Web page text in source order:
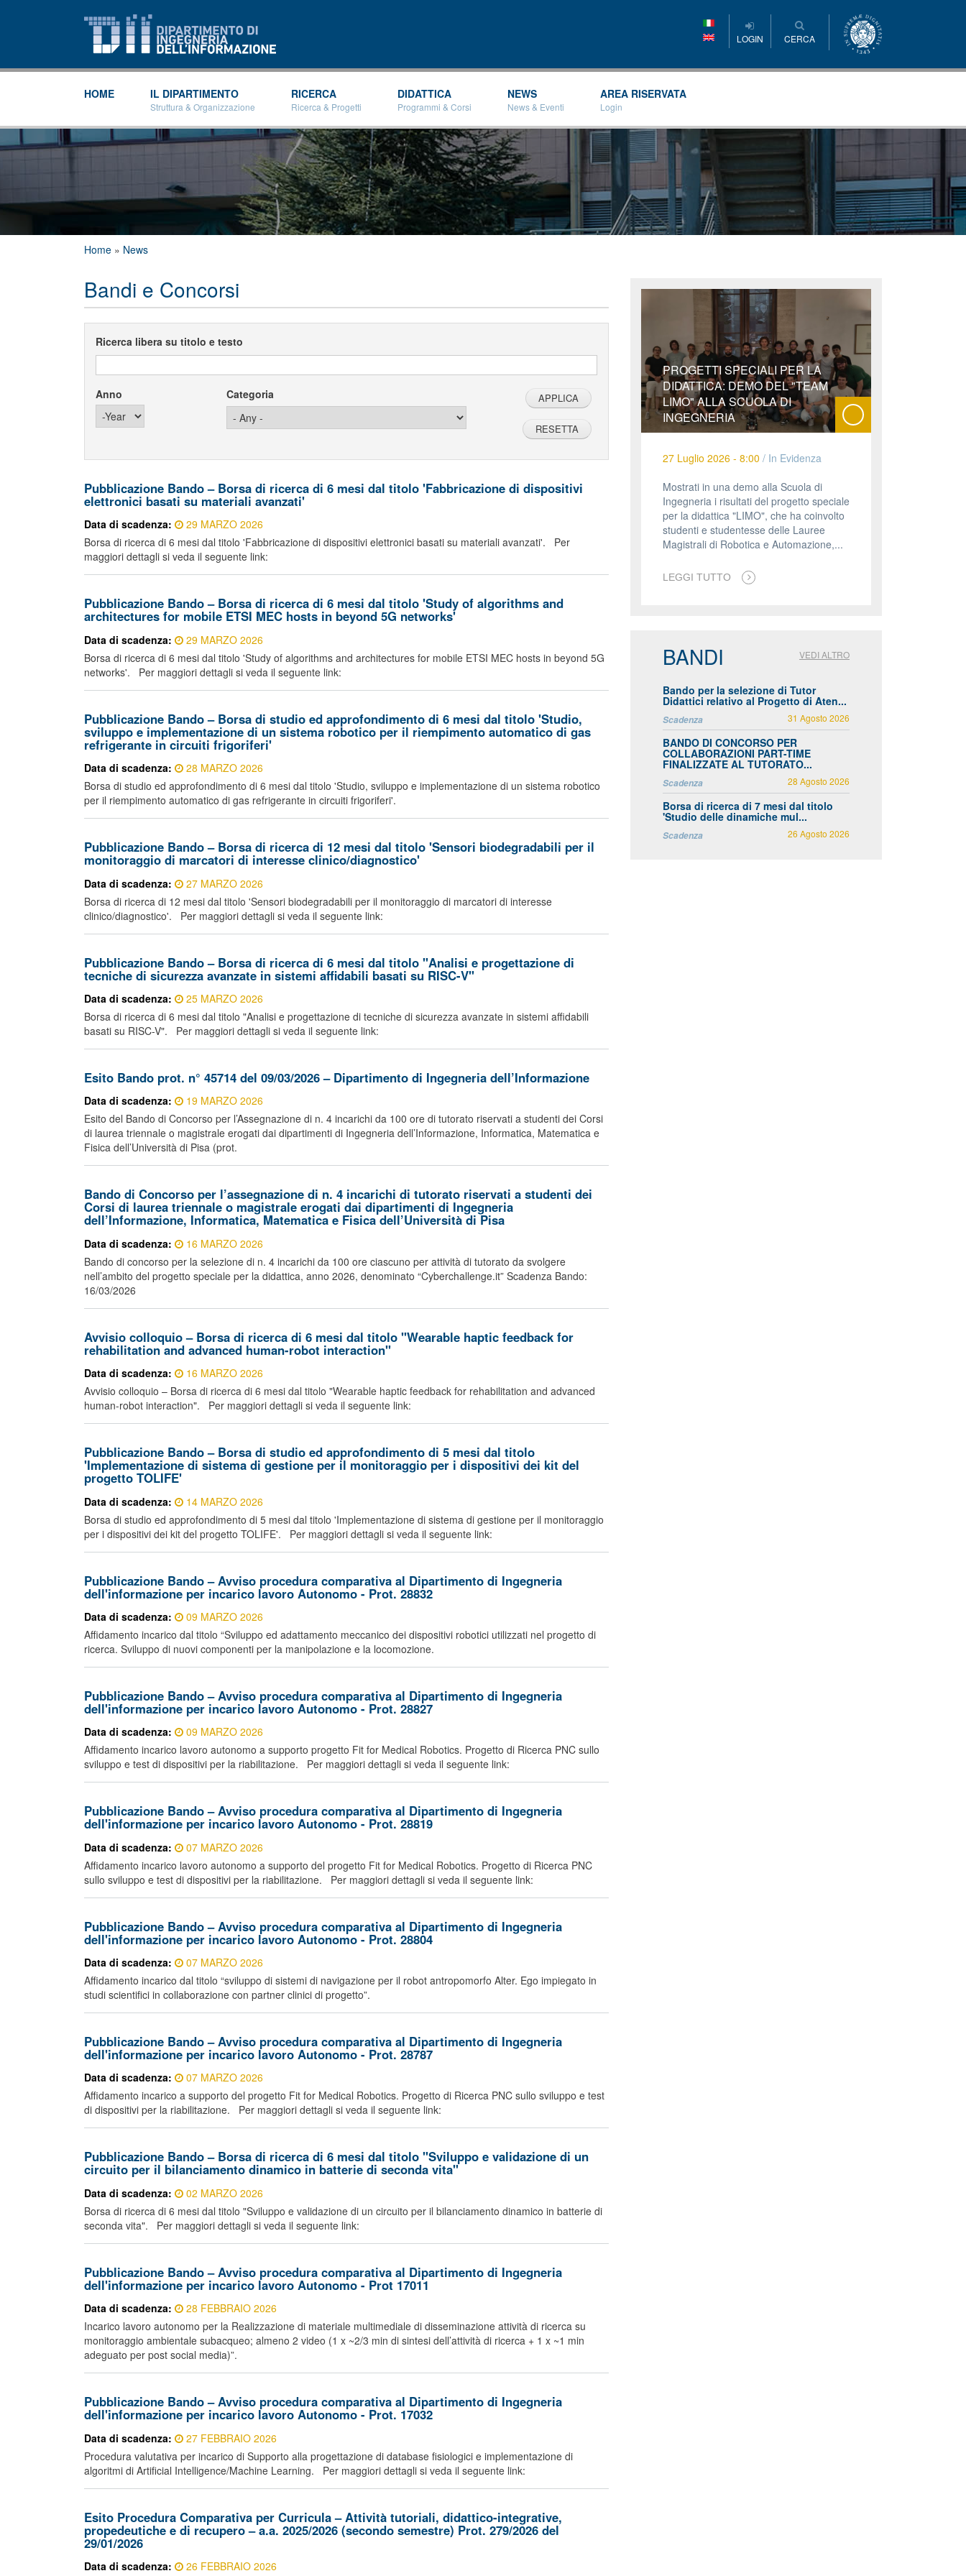
LOGIN CERCA
HOME IL DIPARTIMENTO
Struttura & Organizzazione
RICERCA
Ricerca & Progetti
DIDATTICA
Programmi & Corsi
NEWS
News & Eventi
AREA RISERVATA
Login
Tu sei qui
Home » News
Bandi e Concorsi
Ricerca libera su titolo e testo
Anno
Year
Categoria
Pubblicazione Bando – Borsa di ricerca di 6 mesi dal titolo 'Fabbricazione di dispositivi
elettronici basati su materiali avanzati'
Data di scadenza:
29 MARZO 2026
Borsa di ricerca di 6 mesi dal titolo 'Fabbricazione di dispositivi elettronici basati su materiali avanzati'. Per
maggiori dettagli si veda il seguente link:
Pubblicazione Bando – Borsa di ricerca di 6 mesi dal titolo 'Study of algorithms and
architectures for mobile ETSI MEC hosts in beyond 5G networks'
Data di scadenza:
29 MARZO 2026
Borsa di ricerca di 6 mesi dal titolo 'Study of algorithms and architectures for mobile ETSI MEC hosts in beyond 5G
networks'. Per maggiori dettagli si veda il seguente link:
Pubblicazione Bando – Borsa di studio ed approfondimento di 6 mesi dal titolo 'Studio,
sviluppo e implementazione di un sistema robotico per il riempimento automatico di gas
refrigerante in circuiti frigoriferi'
Data di scadenza:
28 MARZO 2026
Borsa di studio ed approfondimento di 6 mesi dal titolo 'Studio, sviluppo e implementazione di un sistema robotico
per il riempimento automatico di gas refrigerante in circuiti frigoriferi'.
Pubblicazione Bando – Borsa di ricerca di 12 mesi dal titolo 'Sensori biodegradabili per il
monitoraggio di marcatori di interesse clinico/diagnostico'
Data di scadenza:
27 MARZO 2026
Borsa di ricerca di 12 mesi dal titolo 'Sensori biodegradabili per il monitoraggio di marcatori di interesse
clinico/diagnostico'. Per maggiori dettagli si veda il seguente link:
Pubblicazione Bando – Borsa di ricerca di 6 mesi dal titolo "Analisi e progettazione di
tecniche di sicurezza avanzate in sistemi affidabili basati su RISC-V"
Data di scadenza:
25 MARZO 2026
Borsa di ricerca di 6 mesi dal titolo "Analisi e progettazione di tecniche di sicurezza avanzate in sistemi affidabili
basati su RISC-V". Per maggiori dettagli si veda il seguente link:
Esito Bando prot. n° 45714 del 09/03/2026 – Dipartimento di Ingegneria dell’Informazione
Data di scadenza:
19 MARZO 2026
Esito del Bando di Concorso per l’Assegnazione di n. 4 incarichi da 100 ore di tutorato riservati a studenti dei Corsi
di laurea triennale o magistrale erogati dai dipartimenti di Ingegneria dell’Informazione, Informatica, Matematica e
Fisica dell’Università di Pisa (prot.
Bando di Concorso per l’assegnazione di n. 4 incarichi di tutorato riservati a studenti dei
Corsi di laurea triennale o magistrale erogati dai dipartimenti di Ingegneria
dell’Informazione, Informatica, Matematica e Fisica dell’Università di Pisa
Data di scadenza:
16 MARZO 2026
Bando di concorso per la selezione di n. 4 incarichi da 100 ore ciascuno per attività di tutorato da svolgere
nell’ambito del progetto speciale per la didattica, anno 2026, denominato “Cyberchallenge.it” Scadenza Bando:
16/03/2026
Avvisio colloquio – Borsa di ricerca di 6 mesi dal titolo "Wearable haptic feedback for
rehabilitation and advanced human-robot interaction"
Data di scadenza:
16 MARZO 2026
Avvisio colloquio – Borsa di ricerca di 6 mesi dal titolo "Wearable haptic feedback for rehabilitation and advanced
human-robot interaction". Per maggiori dettagli si veda il seguente link:
Pubblicazione Bando – Borsa di studio ed approfondimento di 5 mesi dal titolo
'Implementazione di sistema di gestione per il monitoraggio per i dispositivi dei kit del
progetto TOLIFE'
Data di scadenza:
14 MARZO 2026
Borsa di studio ed approfondimento di 5 mesi dal titolo 'Implementazione di sistema di gestione per il monitoraggio
per i dispositivi dei kit del progetto TOLIFE'. Per maggiori dettagli si veda il seguente link:
Pubblicazione Bando – Avviso procedura comparativa al Dipartimento di Ingegneria
dell'informazione per incarico lavoro Autonomo - Prot. 28832
Data di scadenza:
09 MARZO 2026
Affidamento incarico dal titolo “Sviluppo ed adattamento meccanico dei dispositivi robotici utilizzati nel progetto di
ricerca. Sviluppo di nuovi componenti per la manipolazione e la locomozione.
Pubblicazione Bando – Avviso procedura comparativa al Dipartimento di Ingegneria
dell'informazione per incarico lavoro Autonomo - Prot. 28827
Data di scadenza:
09 MARZO 2026
Affidamento incarico lavoro autonomo a supporto progetto Fit for Medical Robotics. Progetto di Ricerca PNC sullo
sviluppo e test di dispositivi per la riabilitazione. Per maggiori dettagli si veda il seguente link:
Pubblicazione Bando – Avviso procedura comparativa al Dipartimento di Ingegneria
dell'informazione per incarico lavoro Autonomo - Prot. 28819
Data di scadenza:
07 MARZO 2026
Affidamento incarico lavoro autonomo a supporto del progetto Fit for Medical Robotics. Progetto di Ricerca PNC
sullo sviluppo e test di dispositivi per la riabilitazione. Per maggiori dettagli si veda il seguente link:
Pubblicazione Bando – Avviso procedura comparativa al Dipartimento di Ingegneria
dell'informazione per incarico lavoro Autonomo - Prot. 28804
Data di scadenza:
07 MARZO 2026
Affidamento incarico dal titolo “sviluppo di sistemi di navigazione per il robot antropomorfo Alter. Ego impiegato in
studi scientifici in collaborazione con partner clinici di progetto”.
Pubblicazione Bando – Avviso procedura comparativa al Dipartimento di Ingegneria
dell'informazione per incarico lavoro Autonomo - Prot. 28787
Data di scadenza:
07 MARZO 2026
Affidamento incarico a supporto del progetto Fit for Medical Robotics. Progetto di Ricerca PNC sullo sviluppo e test
di dispositivi per la riabilitazione. Per maggiori dettagli si veda il seguente link:
Pubblicazione Bando – Borsa di ricerca di 6 mesi dal titolo "Sviluppo e validazione di un
circuito per il bilanciamento dinamico in batterie di seconda vita"
Data di scadenza:
02 MARZO 2026
Borsa di ricerca di 6 mesi dal titolo "Sviluppo e validazione di un circuito per il bilanciamento dinamico in batterie di
seconda vita". Per maggiori dettagli si veda il seguente link:
Pubblicazione Bando – Avviso procedura comparativa al Dipartimento di Ingegneria
dell'informazione per incarico lavoro Autonomo - Prot 17011
Data di scadenza:
28 FEBBRAIO 2026
Incarico lavoro autonomo per la Realizzazione di materiale multimediale di disseminazione attività di ricerca su
monitoraggio ambientale subacqueo; almeno 2 video (1 x ~2/3 min di sintesi dell’attività di ricerca + 1 x ~1 min
adeguato per post social media)”.
Pubblicazione Bando – Avviso procedura comparativa al Dipartimento di Ingegneria
dell'informazione per incarico lavoro Autonomo - Prot. 17032
Data di scadenza:
27 FEBBRAIO 2026
Procedura valutativa per incarico di Supporto alla progettazione di database fisiologici e implementazione di
algoritmi di Artificial Intelligence/Machine Learning. Per maggiori dettagli si veda il seguente link:
Esito Procedura Comparativa per Curricula – Attività tutoriali, didattico-integrative,
propedeutiche e di recupero – a.a. 2025/2026 (secondo semestre) Prot. 279/2026 del
29/01/2026
Data di scadenza: 26 FEBBRAIO 2026
PROGETTI SPECIALI PER LA
DIDATTICA: DEMO DEL "TEAM
LIMO" ALLA SCUOLA DI
INGEGNERIA
27 Luglio 2026 - 8:00 / In Evidenza
Mostrati in una demo alla Scuola di
Ingegneria i risultati del progetto speciale
per la didattica "LIMO", che ha coinvolto
studenti e studentesse delle Lauree
Magistrali di Robotica e Automazione,...
LEGGI TUTTO
BANDI VEDI ALTRO
Bando per la selezione di Tutor
Didattici relativo al Progetto di Aten...
Scadenza 31 Agosto 2026
BANDO DI CONCORSO PER
COLLABORAZIONI PART-TIME
FINALIZZATE AL TUTORATO...
Scadenza 28 Agosto 2026
Borsa di ricerca di 7 mesi dal titolo
'Studio delle dinamiche mul...
Scadenza 26 Agosto 2026